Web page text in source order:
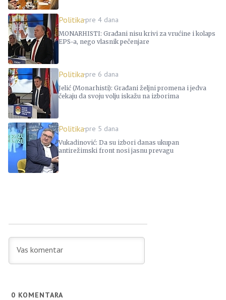
Politikapre 4 dana
MONARHISTI: Građani nisu krivi za vrućine i kolaps
EPS-a, nego vlasnik pečenjare
Politikapre 6 dana
Jelić (Monarhisti): Građani željni promena i jedva
čekaju da svoju volju iskažu na izborima
Politikapre 5 dana
Vukadinović: Da su izbori danas ukupan
antirežimski front nosi jasnu prevagu
0 KOMENTARA